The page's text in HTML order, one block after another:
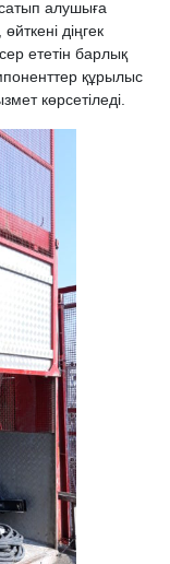
алушыға
діңгек
ететін барлық
құрылыс
көрсетіледі.